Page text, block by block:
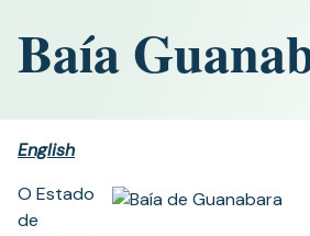
Baía
English
O Estado
de